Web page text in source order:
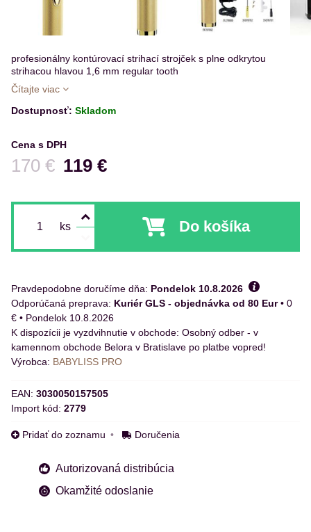
profesionálny kontúrovací strihací strojček s plne odkrytou
strihacou hlavou 1,6 mm regular tooth
Čítajte viac
Dostupnosť: Skladom
Cena s DPH
119 €
Pred zľavou:
170 €
ks Do košíka
Pravdepodobne doručíme dňa: Pondelok 10.8.2026
Kuriér GLS - objednávka od 80 Eur• 0
€ • Pondelok 10.8.2026
Osobný odber - v
kamennom obchode Belora v Bratislave po platbe vopred!
Výrobca: BABYLISS PRO
EAN: 3030050157505
Import kód: 2779
Pridať do zoznamu Doručenia
Autorizovaná distribúcia
Okamžité odoslanie